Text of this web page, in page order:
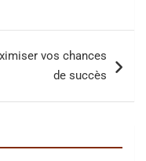
vos chances
de succès